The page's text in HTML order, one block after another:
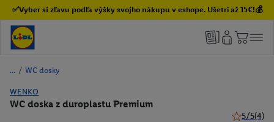
✅Vyber si zľavu podľa výšky svojho nákupu v eshope. Ušetri až 15€!💰
/ WC dosky
WENKO
WC doska z duroplastu Premium
5/5(4)